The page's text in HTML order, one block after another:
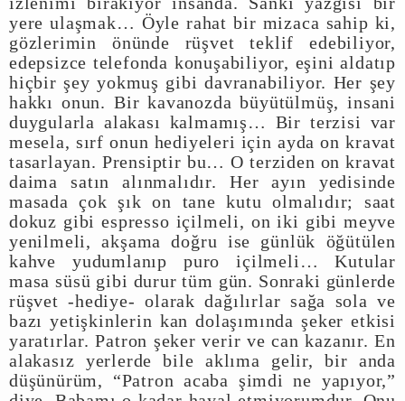
yere ulaşmak… Öyle rahat bir mizaca sahip ki,
gözlerimin önünde rüşvet teklif edebiliyor,
edepsizce telefonda konuşabiliyor, eşini aldatıp
hiçbir şey yokmuş gibi davranabiliyor. Her şey
hakkı onun. Bir kavanozda büyütülmüş, insani
duygularla alakası kalmamış… Bir terzisi var
mesela, sırf onun hediyeleri için ayda on kravat
tasarlayan. Prensiptir bu… O terziden on kravat
daima satın alınmalıdır. Her ayın yedisinde
masada çok şık on tane kutu olmalıdır; saat
dokuz gibi espresso içilmeli, on iki gibi meyve
yenilmeli, akşama doğru ise günlük öğütülen
kahve yudumlanıp puro içilmeli… Kutular
masa süsü gibi durur tüm gün. Sonraki günlerde
rüşvet -hediye- olarak dağılırlar sağa sola ve
bazı yetişkinlerin kan dolaşımında şeker etkisi
yaratırlar. Patron şeker verir ve can kazanır. En
alakasız yerlerde bile aklıma gelir, bir anda
düşünürüm, “Patron acaba şimdi ne yapıyor,”